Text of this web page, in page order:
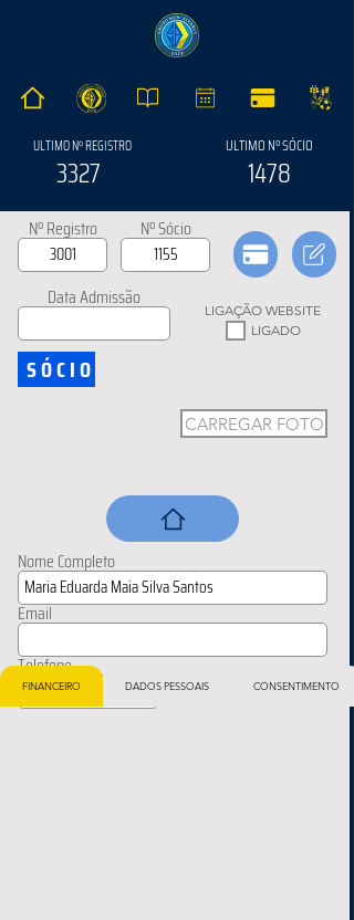
ULTIMO Nº REGISTRO
3327
ULTIMO Nº SÓCIO
1478
Nº Registro Nº Sócio
Data Admissão
LIGAÇÃO WEBSITE
LIGADO
SÓCIO
CARREGAR FOTO
Nome Completo
Email
Telefone
FINANCEIRO DADOS PESSOAIS CONSENTIMENTO